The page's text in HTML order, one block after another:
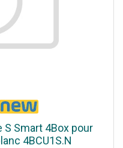
S Smart 4Box pour
4BCU1S.N